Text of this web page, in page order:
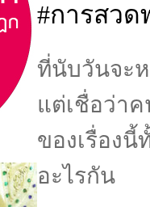
#การสวด
ที่นับวันจะ
แต่เชื่อว่า
ของเรื่อง
อะไรกัน